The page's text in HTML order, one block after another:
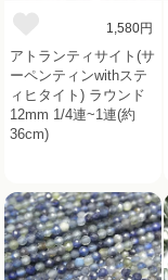
1,580円
アトランティサイト(サ
ーペンティンwithステ
ィヒタイト) ラウンド
12mm 1/4連~1連(約
36cm)